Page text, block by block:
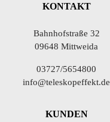
KONTAKT
Bahnhofstraße 32
09648 Mittweida
03727/5654800
info@teleskopeffekt.de
KUNDEN